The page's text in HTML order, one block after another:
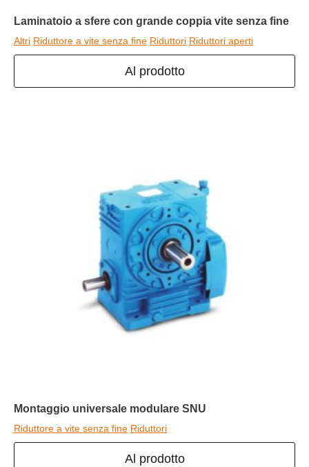
Laminatoio a sfere con grande coppia vite senza fine
Altri Riduttore a vite senza fine Riduttori Riduttori aperti
Al prodotto
Montaggio universale modulare SNU
Riduttore a vite senza fine Riduttori
Al prodotto